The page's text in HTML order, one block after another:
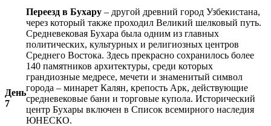
День
7
Переезд в Бухару – другой древний город Узбекистана,
через который также проходил Великий шелковый путь.
Средневековая Бухара была одним из главных
политических, культурных и религиозных центров
Среднего Востока. Здесь прекрасно сохранилось более
140 памятников архитектуры, среди которых
грандиозные медресе, мечети и знаменитый символ
города – минарет Калян, крепость Арк, действующие
средневековые бани и торговые купола. Исторический
центр Бухары включен в Список всемирного наследия
ЮНЕСКО.